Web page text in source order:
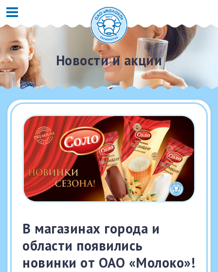
Новости и акции
В магазинах города и
области появились
новинки от ОАО «Молоко»!